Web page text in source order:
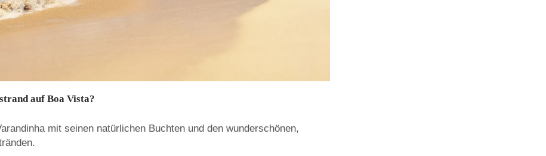
auf Boa Vista?
mit seinen natürlichen Buchten und den wunderschönen,